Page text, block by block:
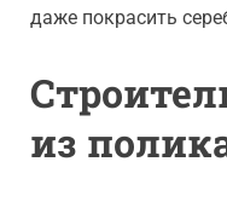
даже покрасить
из